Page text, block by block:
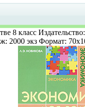
8 класс
2000 экз Формат: